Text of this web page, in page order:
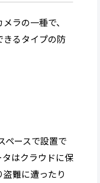
ラの一種で、
きるタイプの防
ペースで設置で
はクラウドに保
難に遭ったり